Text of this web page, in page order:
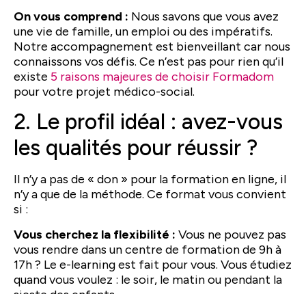
On vous comprend : Nous savons que vous avez
une vie de famille, un emploi ou des impératifs.
Notre accompagnement est bienveillant car nous
connaissons vos défis. Ce n’est pas pour rien qu’il
existe 5 raisons majeures de choisir Formadom
pour votre projet médico-social.
2. Le profil idéal : avez-vous
les qualités pour réussir ?
Il n’y a pas de « don » pour la formation en ligne, il
n’y a que de la méthode. Ce format vous convient
si :
Vous cherchez la flexibilité : Vous ne pouvez pas
vous rendre dans un centre de formation de 9h à
17h ? Le e-learning est fait pour vous. Vous étudiez
quand vous voulez : le soir, le matin ou pendant la